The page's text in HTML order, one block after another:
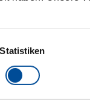
Statistiken